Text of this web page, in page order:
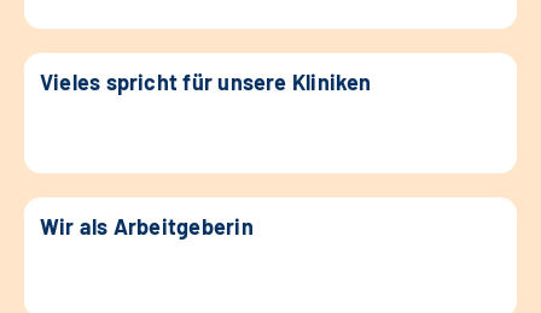
Vieles spricht für unsere Kliniken
Wir als Arbeitgeberin